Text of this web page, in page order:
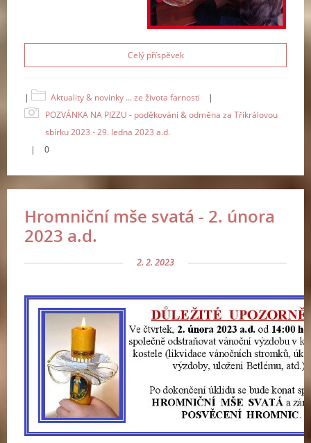
Celý příspěvek
| Aktuality & novinky ... ze života farnosti
|
POZVÁNKA NA PIZZU - poděkování & odměna za Tříkrálovou
sbírku 2023 - 29. ledna 2023 a.d.
|
0
Hromniční mše svatá - 2. února
2023 a.d.
2. 2. 2023